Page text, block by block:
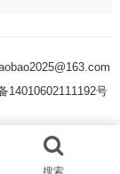
14010602111192号
搜索